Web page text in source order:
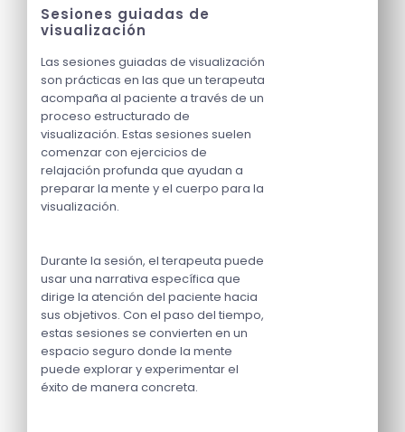
Sesiones guiadas de
visualización
Las sesiones guiadas de visualización
son prácticas en las que un terapeuta
acompaña al paciente a través de un
proceso estructurado de
visualización. Estas sesiones suelen
comenzar con ejercicios de
relajación profunda que ayudan a
preparar la mente y el cuerpo para la
visualización.
Durante la sesión, el terapeuta puede
usar una narrativa específica que
dirige la atención del paciente hacia
sus objetivos. Con el paso del tiempo,
estas sesiones se convierten en un
espacio seguro donde la mente
puede explorar y experimentar el
éxito de manera concreta.